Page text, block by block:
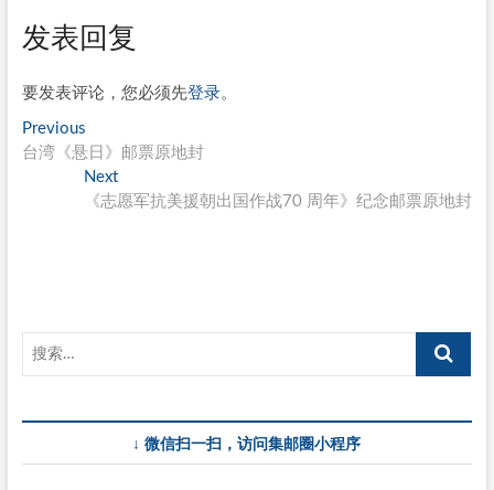
发表回复
要发表评论，您必须先登录。
文
章
PreviousPrevious
post:
台湾《悬日》邮票原地封
NextNext
post:
《志愿军抗美援朝出国作战70 周年》纪念邮票原地封
↓ 微信扫一扫，访问集邮圈小程序